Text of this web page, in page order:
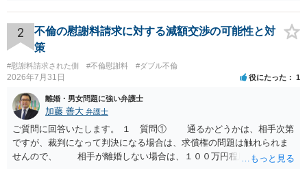
される可能性はあるのか ⇒LINEを含む１００万円の貸付に至るまでの
やり取り等の経緯、誓約書の内容等を踏まえて、関係を清算するため
の 金銭であったと評価される可能性はあると考えます。 ② 「今後一
切関与しないなら100万円振り込む」というLINEや誓約書は、裁判上
どの程度証拠価値があるのか ⇒前後のやり取りや誓約書の具体的内容
を見ない限り、具体的な判断はできませんが、一定の証拠価値はある
と考えます。 ③ 借用書があっても、後から100万円を貸付扱いに変更
することは認められるのか。 ⇒おそらく１００万円は不当利得（受け
取る正当な権利がないのに利益を取得した）として返還請求されてい
るものかと推察しますので、 貸金返還ではないかと存じます。 ④ 私
は現在、収入も不安定で貯金もなくリボ払い借金が既に約100万あり。
今年に再婚したが主人はお金に厳しい為、一括で220万円を支払う事は
2
不倫の慰謝料請求に対する減額交渉の可能性と対
策
#慰謝料請求された側 #不倫慰謝料 #ダブル不倫
2026年7月31日 役にたった 1
離婚・男女問題に強い弁護士
加藤 善大 弁護士
ご質問に回答いたします。 １ 質問① 通るかどうかは、相手次第
ですが、裁判になって判決になる場合は、求償権の問題は触れられま
せんので、 相手が離婚しない場合は、１００万円程度となる可能